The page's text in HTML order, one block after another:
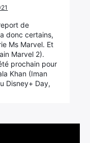
de
donc certains,
Ms Marvel. Et
Marvel 2).
prochain pour
Khan (Iman
Disney+ Day,